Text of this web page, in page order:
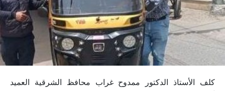
كلف الأستاذ الدكتور ممدوح غراب محافظ الشرقية العميد